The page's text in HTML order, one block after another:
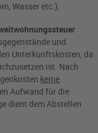
Wasser etc.).
und
Unterkunftskosten, da
ist. Nach
keine
Aufwand für die
dient dem Abstellen